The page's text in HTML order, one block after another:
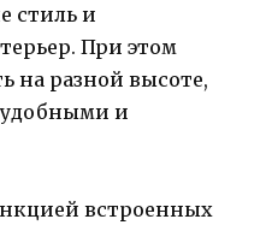
стиль и
При этом
на разной высоте,
удобными и
встроенных